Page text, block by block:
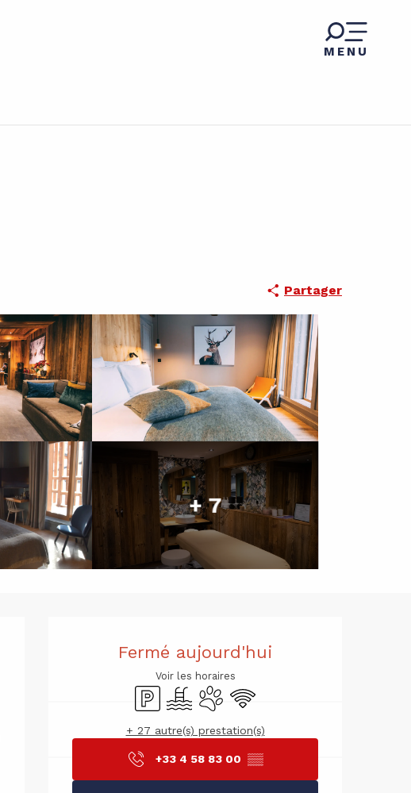
MENU
Partager
+ 7
Fermé aujourd'hui
Voir les horaires
ParkingPiscineAnimaux acceptés
WiFi
+ 27 autre(s) prestation(s)
+33 4 58 83 00 ▒▒